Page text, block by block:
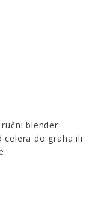
blender
celera do graha ili